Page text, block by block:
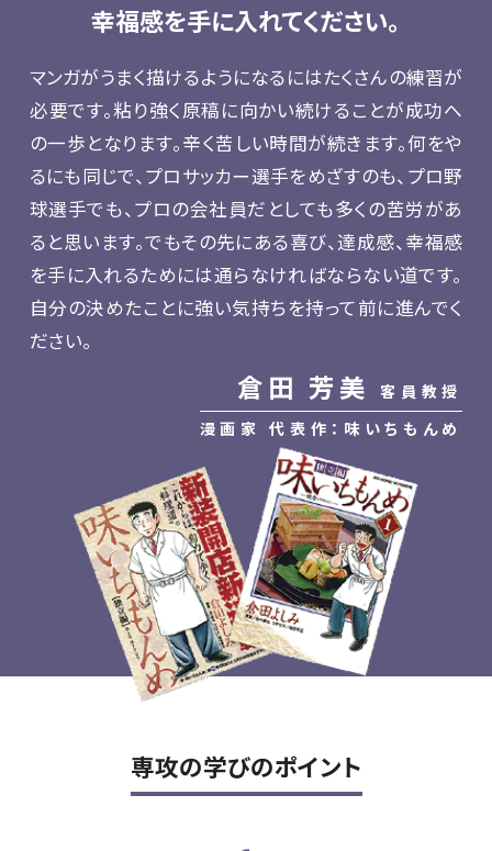
幸福感を手に入れてください。
マンガがうまく描けるようになるにはたくさんの練習が
必要です。粘り強く原稿に向かい続けることが成功へ
の一歩となります。辛く苦しい時間が続きます。何をや
るにも同じで、プロサッカー選手をめざすのも、プロ野
球選手でも、プロの会社員だとしても多くの苦労があ
ると思います。でもその先にある喜び、達成感、幸福感
を手に入れるためには通らなければならない道です。
自分の決めたことに強い気持ちを持って前に進んでく
ださい。
倉田 芳美客員教授
漫画家 代表作：味いちもんめ
専攻の学びのポイント